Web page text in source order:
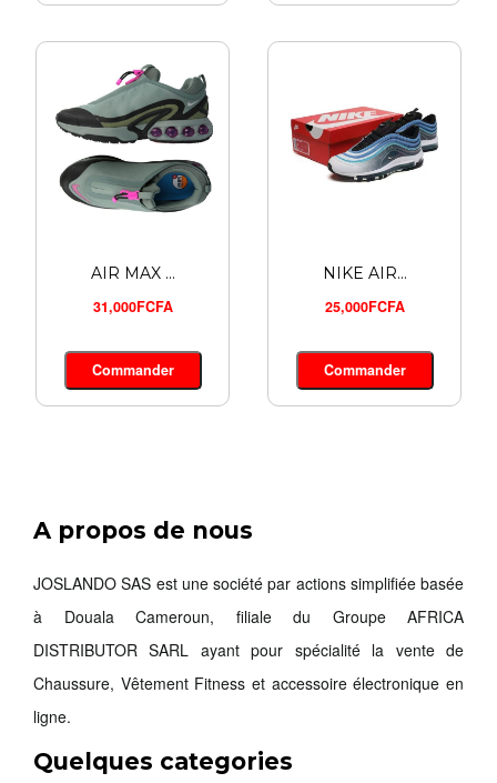
AIR MAX ...
31,000FCFA
Commander
NIKE AIR...
25,000FCFA
Commander
A propos de nous
JOSLANDO SAS est une société par actions simplifiée basée
à Douala Cameroun, filiale du Groupe AFRICA
DISTRIBUTOR SARL ayant pour spécialité la vente de
Chaussure, Vêtement Fitness et accessoire électronique en
ligne.
Quelques categories